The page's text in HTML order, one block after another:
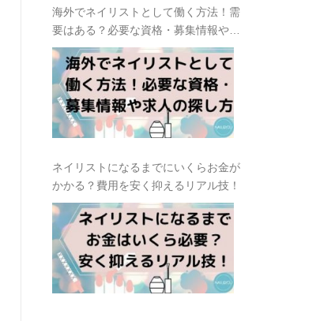
海外でネイリストとして働く方法！需
要はある？必要な資格・募集情報や求
人の探し方
ネイリストになるまでにいくらお金が
かかる？費用を安く抑えるリアル技！